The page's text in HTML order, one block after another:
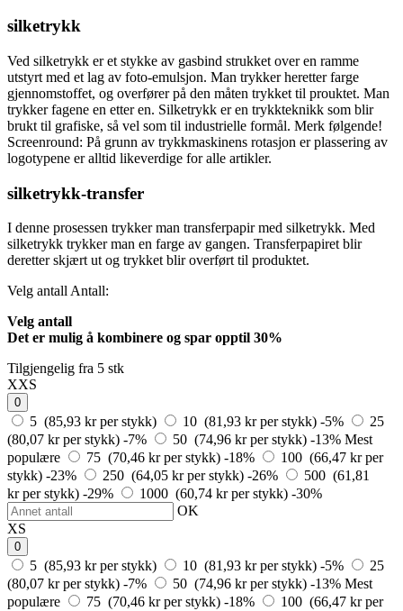
silketrykk
Ved silketrykk er et stykke av gasbind strukket over en ramme
utstyrt med et lag av foto-emulsjon. Man trykker heretter farge
gjennomstoffet, og overfører på den måten trykket til prouktet. Man
trykker fagene en etter en. Silketrykk er en trykkteknikk som blir
brukt til grafiske, så vel som til industrielle formål. Merk følgende!
Screenround: På grunn av trykkmaskinens rotasjon er plassering av
logotypene er alltid likeverdige for alle artikler.
silketrykk-transfer
I denne prosessen trykker man transferpapir med silketrykk. Med
silketrykk trykker man en farge av gangen. Transferpapiret blir
deretter skjært ut og trykket blir overført til produktet.
Velg antall Antall:
Velg antall
Det er mulig å kombinere og spar opptil 30%
Tilgjengelig fra 5 stk
XXS
0
5 (85,93 kr per stykk) 10 (81,93 kr per stykk) -5%
25
(80,07 kr per stykk) -7% 50 (74,96 kr per stykk) -13% Mest
populære
75 (70,46 kr per stykk) -18%
100 (66,47 kr per
stykk) -23% 250 (64,05 kr per stykk) -26%
500 (61,81
kr per stykk) -29% 1000 (60,74 kr per stykk) -30%
OK
XS
0
5 (85,93 kr per stykk) 10 (81,93 kr per stykk) -5%
25
(80,07 kr per stykk) -7% 50 (74,96 kr per stykk) -13% Mest
populære
75 (70,46 kr per stykk) -18%
100 (66,47 kr per